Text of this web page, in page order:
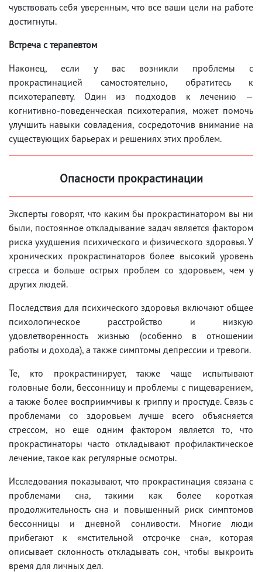
чувствовать себя уверенным, что все ваши цели на работе
достигнуты.
Встреча с терапевтом
Наконец, если у вас возникли проблемы с
прокрастинацией самостоятельно, обратитесь к
психотерапевту. Один из подходов к лечению —
когнитивно-поведенческая психотерапия, может помочь
улучшить навыки совладения, сосредоточив внимание на
существующих барьерах и решениях этих проблем.
Опасности прокрастинации
Эксперты говорят, что каким бы прокрастинатором вы ни
были, постоянное откладывание задач является фактором
риска ухудшения психического и физического здоровья. У
хронических прокрастинаторов более высокий уровень
стресса и больше острых проблем со здоровьем, чем у
других людей.
Последствия для психического здоровья включают общее
психологическое расстройство и низкую
удовлетворенность жизнью (особенно в отношении
работы и дохода), а также симптомы депрессии и тревоги.
Те, кто прокрастинирует, также чаще испытывают
головные боли, бессонницу и проблемы с пищеварением,
а также более восприимчивы к гриппу и простуде. Связь с
проблемами со здоровьем лучше всего объясняется
стрессом, но еще одним фактором является то, что
прокрастинаторы часто откладывают профилактическое
лечение, такое как регулярные осмотры.
Исследования показывают, что прокрастинация связана с
проблемами сна, такими как более короткая
продолжительность сна и повышенный риск симптомов
бессонницы и дневной сонливости. Многие люди
прибегают к «мстительной отсрочке сна», которая
описывает склонность откладывать сон, чтобы выкроить
время для личных дел.